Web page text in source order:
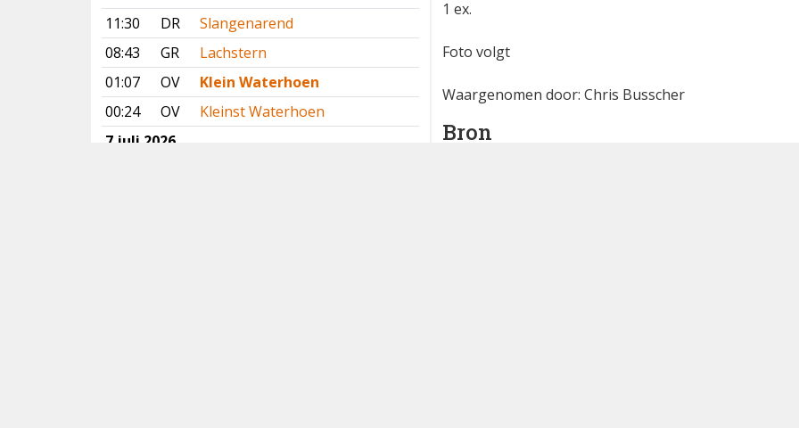
11:30
DR
Slangenarend
08:43
GR
Lachstern
01:07
OV
Klein Waterhoen
00:24
OV
Kleinst Waterhoen
7 juli 2026
1 ex.
Foto volgt
Waargenomen door: Chris Busscher
Bron